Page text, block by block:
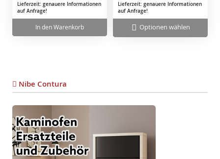
Lieferzeit: genauere Informationen
auf Anfrage!
In den Warenkorb
Lieferzeit: genauere Informationen
auf Anfrage!
Optionen wählen
Nibe Contura